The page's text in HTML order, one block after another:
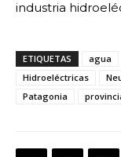
industria
ETIQUETAS agua
Hidroeléctricas
Patagonia